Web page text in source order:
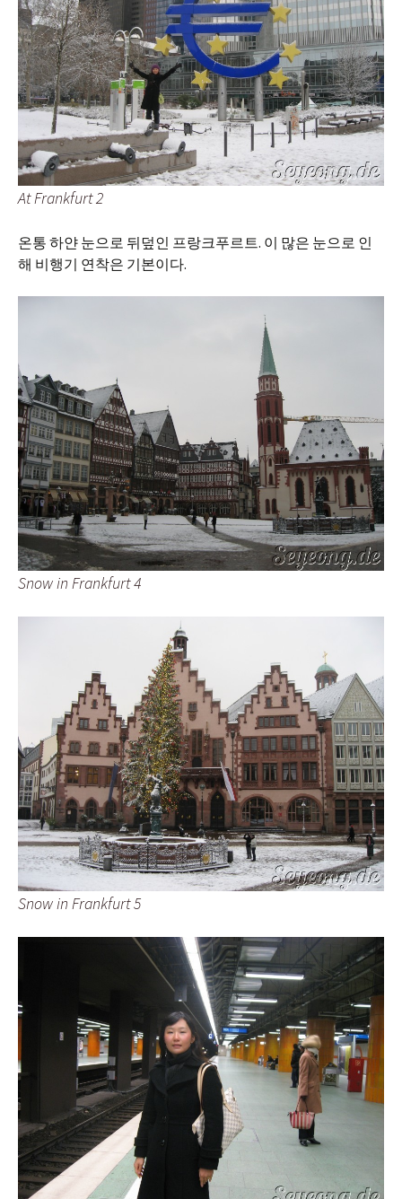
At Frankfurt 2
온통 하얀 눈으로 뒤덮인 프랑크푸르트. 이 많은 눈으로 인
해 비행기 연착은 기본이다.
Snow in Frankfurt 4
Snow in Frankfurt 5